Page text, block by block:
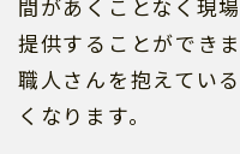
間があくことなく現
提供することができま
職人さんを抱えてい
くなります。